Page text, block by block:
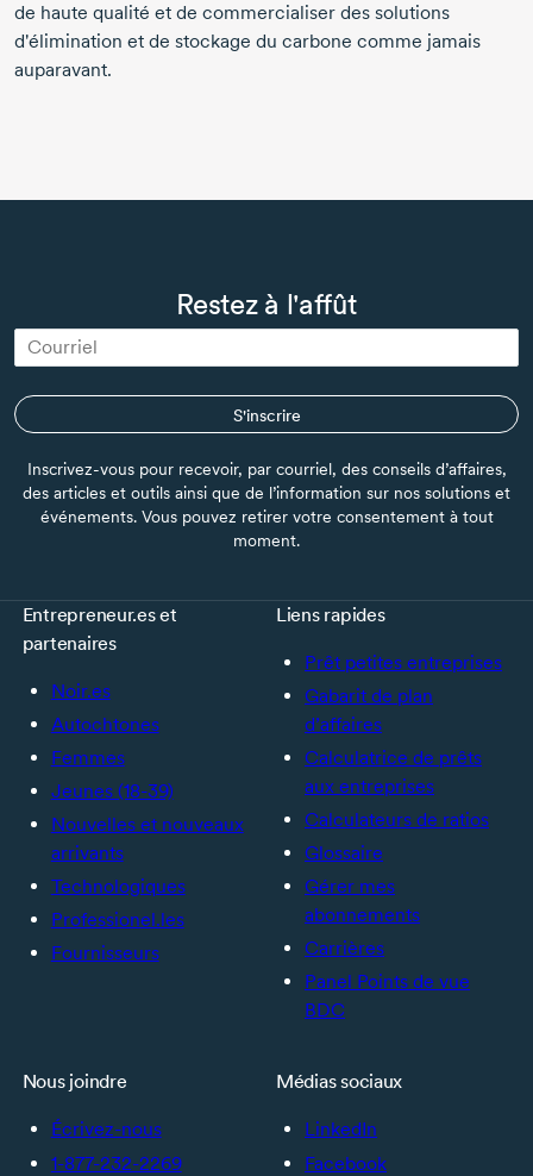
de haute qualité et de commercialiser des solutions
d'élimination et de stockage du carbone comme jamais
auparavant.
Restez à l'affût
S'inscrire
Inscrivez-vous pour recevoir, par courriel, des conseils d’affaires,
des articles et outils ainsi que de l’information sur nos solutions et
événements. Vous pouvez retirer votre consentement à tout
moment.
Entrepreneur.es et
partenaires
Noir.es
Autochtones
Femmes
Jeunes (18-39)
Nouvelles et nouveaux
arrivants
Technologiques
Professionel.les
Fournisseurs
Liens rapides
Prêt petites entreprises
Gabarit de plan
d’affaires
Calculatrice de prêts
aux entreprises
Calculateurs de ratios
Glossaire
Gérer mes
abonnements
Carrières
Panel Points de vue
BDC
Nous joindre
Écrivez-nous
1-877-232-2269
Médias sociaux
LinkedIn
Facebook